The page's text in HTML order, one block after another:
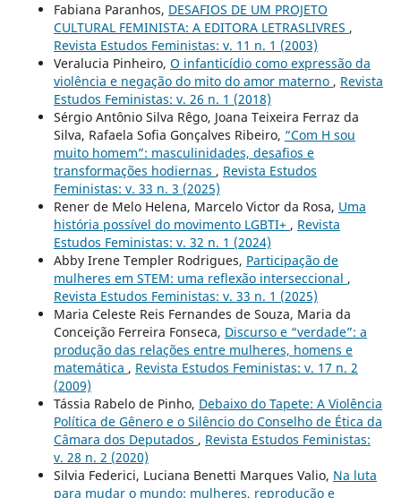
Fabiana Paranhos, DESAFIOS DE UM PROJETO
CULTURAL FEMINISTA: A EDITORA LETRASLIVRES ,
Revista Estudos Feministas: v. 11 n. 1 (2003)
Veralucia Pinheiro, O infanticídio como expressão da
violência e negação do mito do amor materno , Revista
Estudos Feministas: v. 26 n. 1 (2018)
Sérgio Antônio Silva Rêgo, Joana Teixeira Ferraz da
Silva, Rafaela Sofia Gonçalves Ribeiro, “Com H sou
muito homem”: masculinidades, desafios e
transformações hodiernas , Revista Estudos
Feministas: v. 33 n. 3 (2025)
Rener de Melo Helena, Marcelo Victor da Rosa, Uma
história possível do movimento LGBTI+ , Revista
Estudos Feministas: v. 32 n. 1 (2024)
Abby Irene Templer Rodrigues, Participação de
mulheres em STEM: uma reflexão interseccional ,
Revista Estudos Feministas: v. 33 n. 1 (2025)
Maria Celeste Reis Fernandes de Souza, Maria da
Conceição Ferreira Fonseca, Discurso e “verdade”: a
produção das relações entre mulheres, homens e
matemática , Revista Estudos Feministas: v. 17 n. 2
(2009)
Tássia Rabelo de Pinho, Debaixo do Tapete: A Violência
Política de Gênero e o Silêncio do Conselho de Ética da
Câmara dos Deputados , Revista Estudos Feministas:
v. 28 n. 2 (2020)
Silvia Federici, Luciana Benetti Marques Valio, Na luta
para mudar o mundo: mulheres, reprodução e